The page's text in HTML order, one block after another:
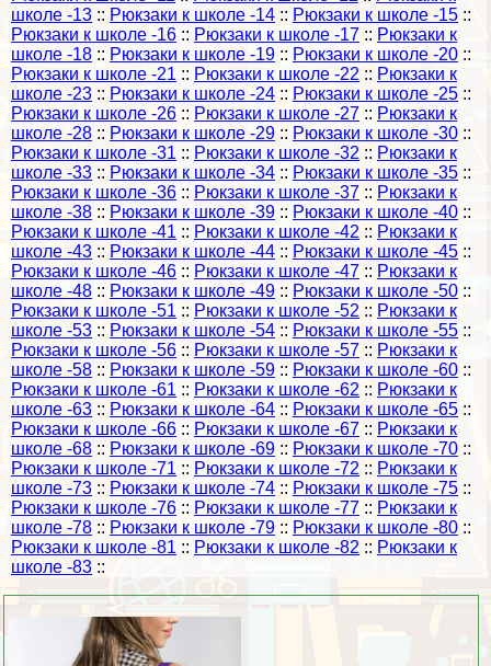
школе -13 :: Рюкзаки к школе -14 :: Рюкзаки к школе -15 ::
Рюкзаки к школе -16 :: Рюкзаки к школе -17 :: Рюкзаки к
школе -18 :: Рюкзаки к школе -19 :: Рюкзаки к школе -20 ::
Рюкзаки к школе -21 :: Рюкзаки к школе -22 :: Рюкзаки к
школе -23 :: Рюкзаки к школе -24 :: Рюкзаки к школе -25 ::
Рюкзаки к школе -26 :: Рюкзаки к школе -27 :: Рюкзаки к
школе -28 :: Рюкзаки к школе -29 :: Рюкзаки к школе -30 ::
Рюкзаки к школе -31 :: Рюкзаки к школе -32 :: Рюкзаки к
школе -33 :: Рюкзаки к школе -34 :: Рюкзаки к школе -35 ::
Рюкзаки к школе -36 :: Рюкзаки к школе -37 :: Рюкзаки к
школе -38 :: Рюкзаки к школе -39 :: Рюкзаки к школе -40 ::
Рюкзаки к школе -41 :: Рюкзаки к школе -42 :: Рюкзаки к
школе -43 :: Рюкзаки к школе -44 :: Рюкзаки к школе -45 ::
Рюкзаки к школе -46 :: Рюкзаки к школе -47 :: Рюкзаки к
школе -48 :: Рюкзаки к школе -49 :: Рюкзаки к школе -50 ::
Рюкзаки к школе -51 :: Рюкзаки к школе -52 :: Рюкзаки к
школе -53 :: Рюкзаки к школе -54 :: Рюкзаки к школе -55 ::
Рюкзаки к школе -56 :: Рюкзаки к школе -57 :: Рюкзаки к
школе -58 :: Рюкзаки к школе -59 :: Рюкзаки к школе -60 ::
Рюкзаки к школе -61 :: Рюкзаки к школе -62 :: Рюкзаки к
школе -63 :: Рюкзаки к школе -64 :: Рюкзаки к школе -65 ::
Рюкзаки к школе -66 :: Рюкзаки к школе -67 :: Рюкзаки к
школе -68 :: Рюкзаки к школе -69 :: Рюкзаки к школе -70 ::
Рюкзаки к школе -71 :: Рюкзаки к школе -72 :: Рюкзаки к
школе -73 :: Рюкзаки к школе -74 :: Рюкзаки к школе -75 ::
Рюкзаки к школе -76 :: Рюкзаки к школе -77 :: Рюкзаки к
школе -78 :: Рюкзаки к школе -79 :: Рюкзаки к школе -80 ::
Рюкзаки к школе -81 :: Рюкзаки к школе -82 :: Рюкзаки к
школе -83 ::